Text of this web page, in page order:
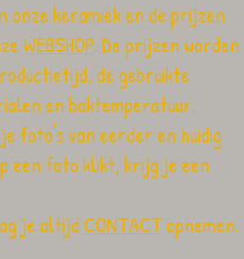
onze keramiek en de prijzen
WEBSHOP. De prijzen worden
de gebruikte
en baktemperatuur.
foto's van eerder en huidig
een foto klikt, krijg je een
je altijd CONTACTopnemen.